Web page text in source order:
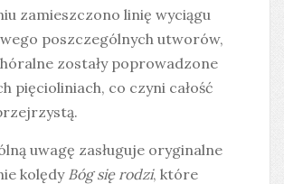
zamieszczono linię wyciągu
poszczególnych utworów,
zostały poprowadzone
pięcioliniach, co czyni całość
uwagę zasługuje oryginalne
kolędy Bóg się rodzi, które